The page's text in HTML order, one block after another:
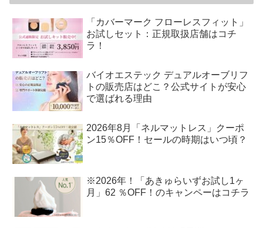
「カバーマーク フローレスフィット」
お試しセット：正規取扱店舗はコチ
ラ！
バイオエステック デュアルオーブリフ
トの販売店はどこ？公式サイトが安心
で選ばれる理由
2026年8月「ネルマットレス」クーポ
ン15％OFF！セールの時期はいつ頃？
※2026年！「あきゅらいずお試し1ヶ
月」62 ％OFF！のキャンペーはコチラ